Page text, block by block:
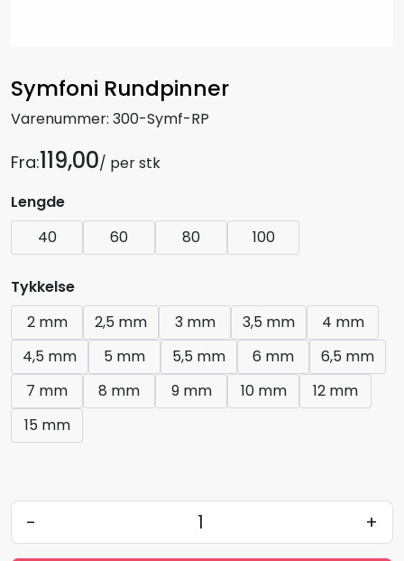
Symfoni Rundpinner
Varenummer: 300-Symf-RP
Fra:119,00/ per stk
Lengde
40
60 80 100
Tykkelse
2 mm
2,5 mm 3 mm 3,5 mm
4 mm
4,5 mm
5 mm 5,5 mm 6 mm
6,5 mm
7 mm
8 mm 9 mm 10 mm
12 mm
15 mm
- +